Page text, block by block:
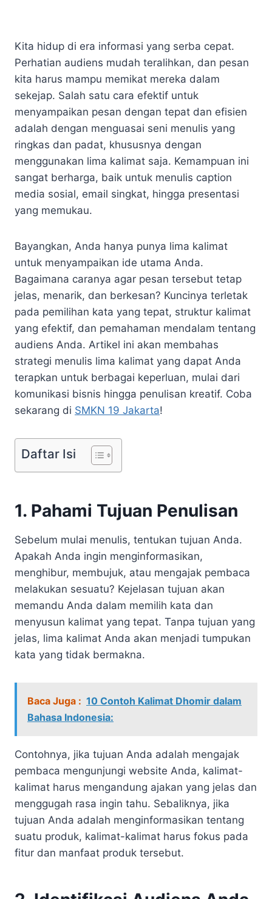
Kita hidup di era informasi yang serba cepat.
Perhatian audiens mudah teralihkan, dan pesan
kita harus mampu memikat mereka dalam
sekejap. Salah satu cara efektif untuk
menyampaikan pesan dengan tepat dan efisien
adalah dengan menguasai seni menulis yang
ringkas dan padat, khususnya dengan
menggunakan lima kalimat saja. Kemampuan ini
sangat berharga, baik untuk menulis caption
media sosial, email singkat, hingga presentasi
yang memukau.
Bayangkan, Anda hanya punya lima kalimat
untuk menyampaikan ide utama Anda.
Bagaimana caranya agar pesan tersebut tetap
jelas, menarik, dan berkesan? Kuncinya terletak
pada pemilihan kata yang tepat, struktur kalimat
yang efektif, dan pemahaman mendalam tentang
audiens Anda. Artikel ini akan membahas
strategi menulis lima kalimat yang dapat Anda
terapkan untuk berbagai keperluan, mulai dari
komunikasi bisnis hingga penulisan kreatif. Coba
sekarang di SMKN 19 Jakarta!
Daftar Isi
1. Pahami Tujuan Penulisan
Sebelum mulai menulis, tentukan tujuan Anda.
Apakah Anda ingin menginformasikan,
menghibur, membujuk, atau mengajak pembaca
melakukan sesuatu? Kejelasan tujuan akan
memandu Anda dalam memilih kata dan
menyusun kalimat yang tepat. Tanpa tujuan yang
jelas, lima kalimat Anda akan menjadi tumpukan
kata yang tidak bermakna.
Baca Juga : 10 Contoh Kalimat Dhomir dalam
Bahasa Indonesia:
Contohnya, jika tujuan Anda adalah mengajak
pembaca mengunjungi website Anda, kalimat-
kalimat harus mengandung ajakan yang jelas dan
menggugah rasa ingin tahu. Sebaliknya, jika
tujuan Anda adalah menginformasikan tentang
suatu produk, kalimat-kalimat harus fokus pada
fitur dan manfaat produk tersebut.